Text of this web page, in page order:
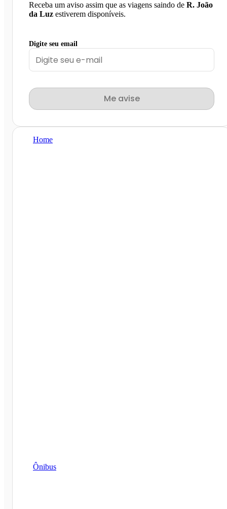
Receba um aviso assim que as viagens saindo de R. João
da Luz estiverem disponíveis.
Digite seu email
Me avise
Home
Ônibus